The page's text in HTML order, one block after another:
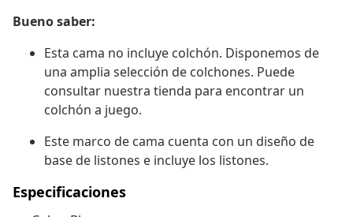
Bueno saber:
Esta cama no incluye colchón. Disponemos de
una amplia selección de colchones. Puede
consultar nuestra tienda para encontrar un
colchón a juego.
Este marco de cama cuenta con un diseño de
base de listones e incluye los listones.
Especificaciones